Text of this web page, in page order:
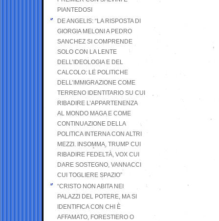
PIANTEDOSI
DE ANGELIS: “LA RISPOSTA DI
GIORGIA MELONI A PEDRO
SANCHEZ SI COMPRENDE
SOLO CON LA LENTE
DELL’IDEOLOGIA E DEL
CALCOLO: LE POLITICHE
DELL’IMMIGRAZIONE COME
TERRENO IDENTITARIO SU CUI
RIBADIRE L’APPARTENENZA
AL MONDO MAGA E COME
CONTINUAZIONE DELLA
POLITICA INTERNA CON ALTRI
MEZZI. INSOMMA, TRUMP CUI
RIBADIRE FEDELTÀ, VOX CUI
DARE SOSTEGNO, VANNACCI
CUI TOGLIERE SPAZIO”
“CRISTO NON ABITA NEI
PALAZZI DEL POTERE, MA SI
IDENTIFICA CON CHI È
AFFAMATO, FORESTIERO O